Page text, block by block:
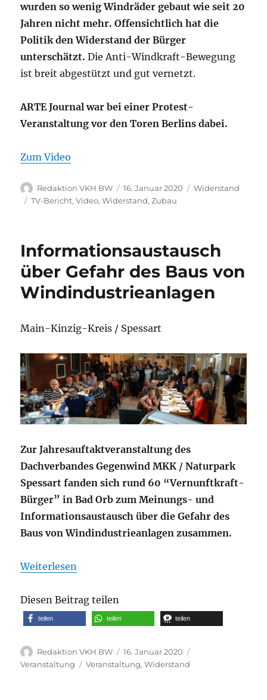
wurden so wenig Windräder gebaut wie seit 20
Jahren nicht mehr. Offensichtlich hat die
Politik den Widerstand der Bürger
unterschätzt. Die Anti-Windkraft-Bewegung
ist breit abgestützt und gut vernetzt.
ARTE Journal war bei einer Protest-
Veranstaltung vor den Toren Berlins dabei.
Zum Video
Autor
Redaktion VKH BW
Veröffentlicht
am
16. Januar 2020 Kategorien
Widerstand
Schlagwörter
TV-Bericht,Video,Widerstand,Zubau
Informationsaustausch
über Gefahr des Baus von
Windindustrieanlagen
Main-Kinzig-Kreis / Spessart
Zur Jahresauftaktveranstaltung des
Dachverbandes Gegenwind MKK / Naturpark
Spessart fanden sich rund 60 “Vernunftkraft-
Bürger” in Bad Orb zum Meinungs- und
Informationsaustausch über die Gefahr des
Baus von Windindustrieanlagen zusammen.
Weiterlesen
Diesen Beitrag teilen
teilen teilen teilen
Autor
Redaktion VKH BW
Veröffentlicht
am
16. Januar 2020
Veranstaltung
Schlagwörter
Veranstaltung,Widerstand